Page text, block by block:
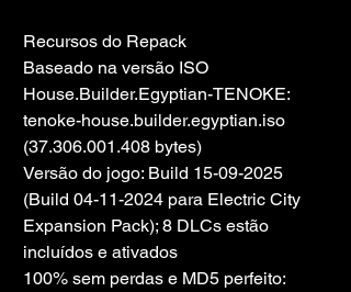
Recursos do Repack
Baseado na versão ISO
House.Builder.Egyptian-TENOKE:
tenoke-house.builder.egyptian.iso
(37.306.001.408 bytes)
Versão do jogo: Build 15-09-2025
(Build 04-11-2024 para Electric City
Expansion Pack); 8 DLCs estão
incluídos e ativados
100% sem perdas e MD5 perfeito: